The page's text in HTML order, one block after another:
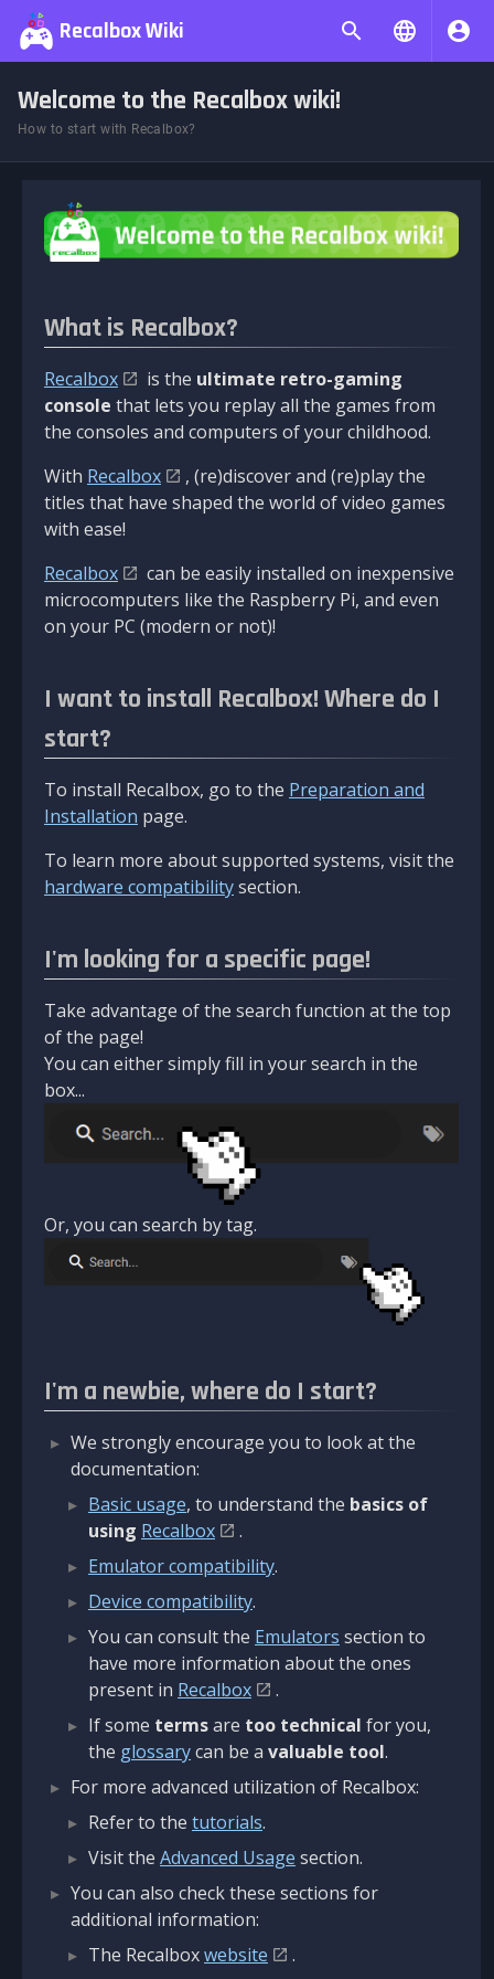
Recalbox Wiki
Welcome to the Recalbox wiki!
How to start with Recalbox?
What is Recalbox?
Recalbox is the ultimate retro-gaming
console that lets you replay all the games from
the consoles and computers of your childhood.
With Recalbox
, (re)discover and (re)play the
titles that have shaped the world of video games
with ease!
Recalbox
can be easily installed on inexpensive
microcomputers like the Raspberry Pi, and even
on your PC (modern or not)!
I want to install Recalbox! Where do I
start?
To install Recalbox, go to the Preparation and
Installation page.
To learn more about supported systems, visit the
hardware compatibilitysection.
I'm looking for a specific page!
Take advantage of the search function at the top
of the page!
You can either simply fill in your search in the
box...
Or, you can search by tag.
I'm a newbie, where do I start?
We strongly encourage you to look at the
documentation:
Basic usage, to understand the basics of
using Recalbox
.
Emulator compatibility.
Device compatibility.
You can consult the Emulators section to
have more information about the ones
present in Recalbox
.
If some termsare too technical for you,
the glossarycan be a valuable tool.
For more advanced utilization of Recalbox:
Refer to the tutorials.
Visit the Advanced Usage section.
You can also check these sections for
additional information:
The Recalboxwebsite
.